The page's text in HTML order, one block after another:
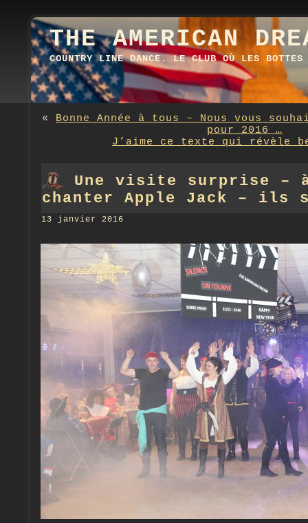
THE AMERICAN
COUNTRY LINE DANCE. LE CLUB OÙ LES BOTTES
« Bonne Année à tous – Nous vous
pour 2016 …
J’aime ce texte qui révèle
Une visite surprise –
chanter Apple Jack – ils
13 janvier 2016